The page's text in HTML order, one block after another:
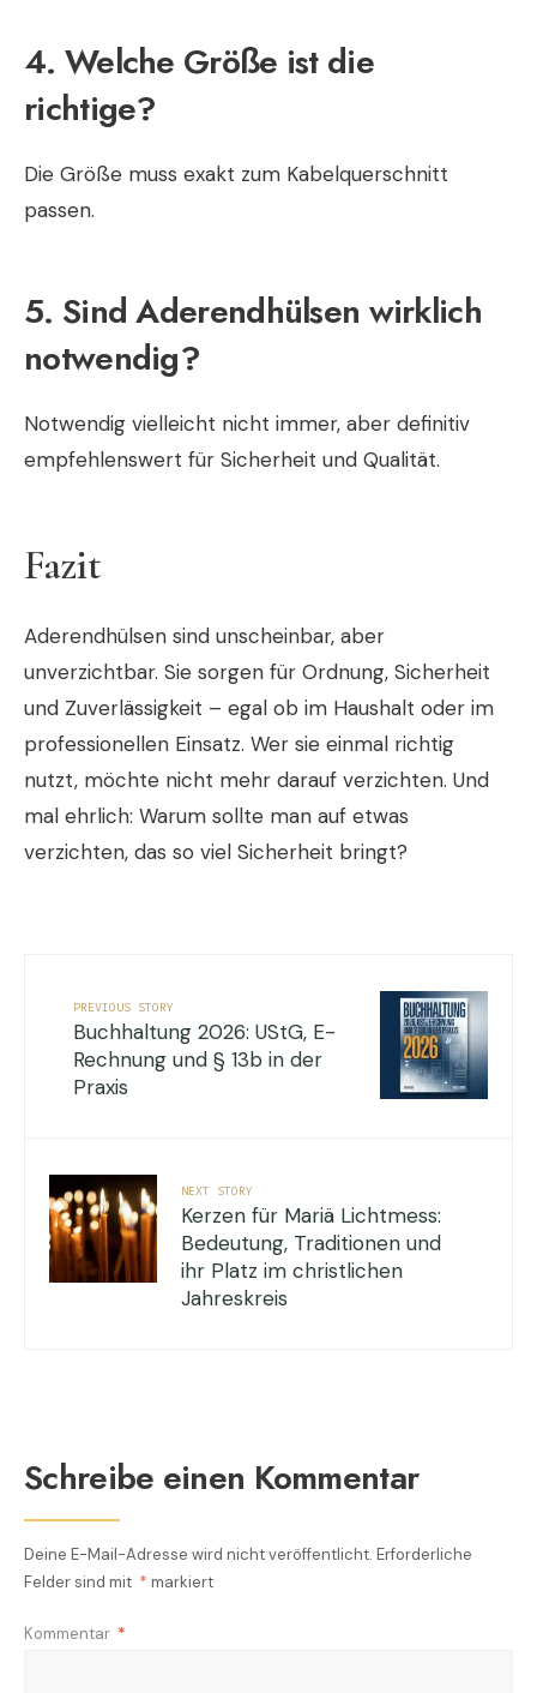
4. Welche Größe ist die
richtige?
Die Größe muss exakt zum Kabelquerschnitt
passen.
5. Sind Aderendhülsen wirklich
notwendig?
Notwendig vielleicht nicht immer, aber definitiv
empfehlenswert für Sicherheit und Qualität.
Fazit
Aderendhülsen sind unscheinbar, aber
unverzichtbar. Sie sorgen für Ordnung, Sicherheit
und Zuverlässigkeit – egal ob im Haushalt oder im
professionellen Einsatz. Wer sie einmal richtig
nutzt, möchte nicht mehr darauf verzichten. Und
mal ehrlich: Warum sollte man auf etwas
verzichten, das so viel Sicherheit bringt?
PREVIOUS STORY
Buchhaltung 2026: UStG, E-
Rechnung und § 13b in der
Praxis
NEXT STORY
Kerzen für Mariä Lichtmess:
Bedeutung, Traditionen und
ihr Platz im christlichen
Jahreskreis
Schreibe einen Kommentar
Deine E-Mail-Adresse wird nicht veröffentlicht. Erforderliche
Felder sind mit * markiert
Kommentar *